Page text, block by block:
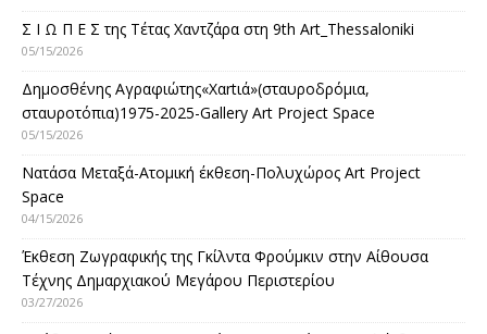
Σ Ι Ω Π Ε Σ της Τέτας Χαντζάρα στη 9th Art_Thessaloniki
05/15/2026
Δημοσθένης Αγραφιώτης«Xαrtιά»(σταυροδρόμια,
σταυροτόπια)1975-2025-Gallery Art Project Space
05/15/2026
Νατάσα Μεταξά-Ατομική έκθεση-Πολυχώρος Art Project
Space
04/15/2026
Έκθεση Ζωγραφικής της Γκίλντα Φρούμκιν στην Αίθουσα
Τέχνης Δημαρχιακού Μεγάρου Περιστερίου
03/27/2026